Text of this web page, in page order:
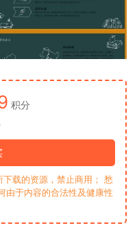
积分
载的资源，禁止商用； 愁
由于内容的合法性及健康性